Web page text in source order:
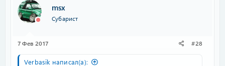
msx
Субарист
7 Фев 2017 #28
Verbasik написал(а):